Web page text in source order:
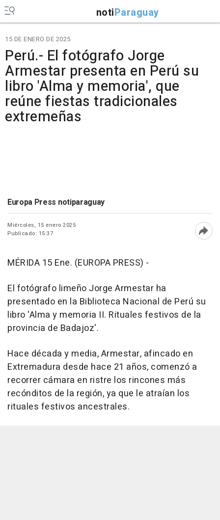
notiParaguay
15 DE ENERO DE 2025
Perú.- El fotógrafo Jorge
Armestar presenta en Perú su
libro 'Alma y memoria', que
reúne fiestas tradicionales
extremeñas
Europa Press notiparaguay
Miércoles, 15 enero 2025
Publicado: 15:37
MÉRIDA 15 Ene. (EUROPA PRESS) -
El fotógrafo limeño Jorge Armestar ha
presentado en la Biblioteca Nacional de Perú su
libro 'Alma y memoria II. Rituales festivos de la
provincia de Badajoz'.
Hace década y media, Armestar, afincado en
Extremadura desde hace 21 años, comenzó a
recorrer cámara en ristre los rincones más
recónditos de la región, ya que le atraían los
rituales festivos ancestrales.